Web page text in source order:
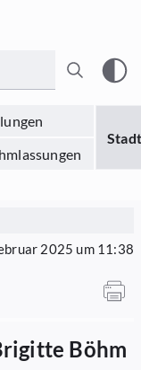
Stadt
2025 um 11:38
Böhm